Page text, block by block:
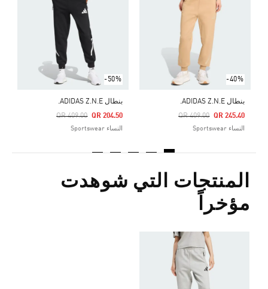
-40%
بنطال ADIDAS Z.N.E.
Price Reduced From
QR 409.00
To QR 245.40
النساء Sportswear
-50%
بنطال ADIDAS Z.N.E.
Price Reduced From
QR 409.00
To QR 204.50
النساء Sportswear
المنتجات التي شوهدت
مؤخراً